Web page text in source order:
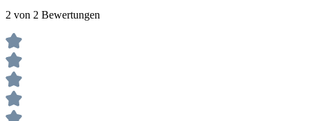
2 von 2 Bewertungen